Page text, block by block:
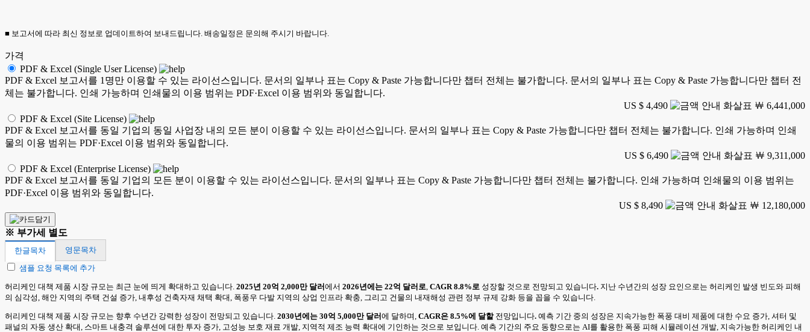
■ 보고서에 따라 최신 정보로 업데이트하여 보내드립니다. 배송일정은 문의해 주시기 바랍니다.
가격
PDF & Excel (Single User License)
PDF & Excel 보고서를 1명만 이용할 수 있는 라이선스입니다. 문서의 일부나 표는 Copy & Paste 가능합니다만 챕터 전체는 불가합니다. 문서의 일부나 표는 Copy & Paste 가능합니다만 챕터 전
체는 불가합니다. 인쇄 가능하며 인쇄물의 이용 범위는 PDF·Excel 이용 범위와 동일합니다.
US $ 4,490
￦ 6,441,000
PDF & Excel (Site License)
PDF & Excel 보고서를 동일 기업의 동일 사업장 내의 모든 분이 이용할 수 있는 라이선스입니다. 문서의 일부나 표는 Copy & Paste 가능합니다만 챕터 전체는 불가합니다. 인쇄 가능하며 인쇄
물의 이용 범위는 PDF·Excel 이용 범위와 동일합니다.
US $ 6,490
￦ 9,311,000
PDF & Excel (Enterprise License)
PDF & Excel 보고서를 동일 기업의 모든 분이 이용할 수 있는 라이선스입니다. 문서의 일부나 표는 Copy & Paste 가능합니다만 챕터 전체는 불가합니다. 인쇄 가능하며 인쇄물의 이용 범위는
PDF·Excel 이용 범위와 동일합니다.
US $ 8,490
￦ 12,180,000
※ 부가세 별도
한글목차
영문목차
샘플 요청 목록에 추가
허리케인 대책 제품 시장 규모는 최근 눈에 띄게 확대하고 있습니다. 2025년 20억 2,000만 달러 에서 2026년에는 22억 달러로, CAGR 8.8%로 성장할 것으로 전망되고 있습니다. 지난 수년간의 성장 요인으로는 허리케인 발생 빈도와 피해
의 심각성, 해안 지역의 주택 건설 증가, 내후성 건축자재 채택 확대, 폭풍우 다발 지역의 상업 인프라 확충, 그리고 건물의 내재해성 관련 정부 규제 강화 등을 꼽을 수 있습니다.
허리케인 대책 제품 시장 규모는 향후 수년간 강력한 성장이 전망되고 있습니다. 2030년에는 30억 5,000만 달러 에 달하며, CAGR은 8.5%에 달할전망입니다. 예측 기간 중의 성장은 지속가능한 폭풍 대비 제품에 대한 수요 증가, 셔터 및
패널의 자동 생산 확대, 스마트 내충격 솔루션에 대한 투자 증가, 고성능 보호 재료 개발, 지역적 제조 능력 확대에 기인하는 것으로 보입니다. 예측 기간의 주요 동향으로는 AI를 활용한 폭풍 피해 시뮬레이션 개발, 지속가능한 허리케인 내